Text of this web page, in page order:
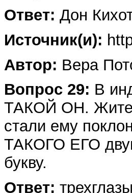
Ответ: Дон
Источник(и):
Автор: Вера
Вопрос 29: В
ТАКОЙ ОН.
стали ему
ТАКОГО ЕГО
букву.
Ответ: